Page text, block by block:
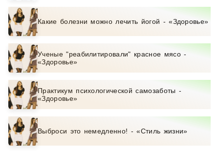
Какие болезни можно лечить йогой - «Здоровье»
Ученые "реабилитировали" красное мясо -
«Здоровье»
Практикум психологической самозаботы -
«Здоровье»
Выброси это немедленно! - «Стиль жизни»